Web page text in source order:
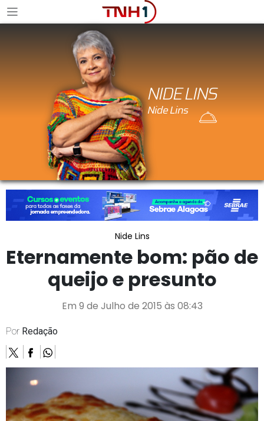
NIDE LINS
Nide Lins
Eternamente bom: pão de
queijo e presunto
Em 9 de Julho de 2015 às 08:43
Por Redação